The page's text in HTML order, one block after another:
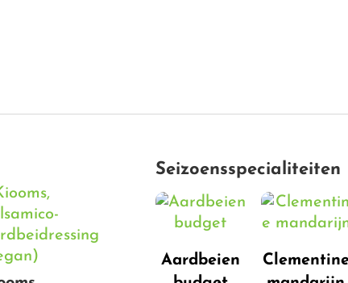
Seizoensspecialiteiten
Aardbeien